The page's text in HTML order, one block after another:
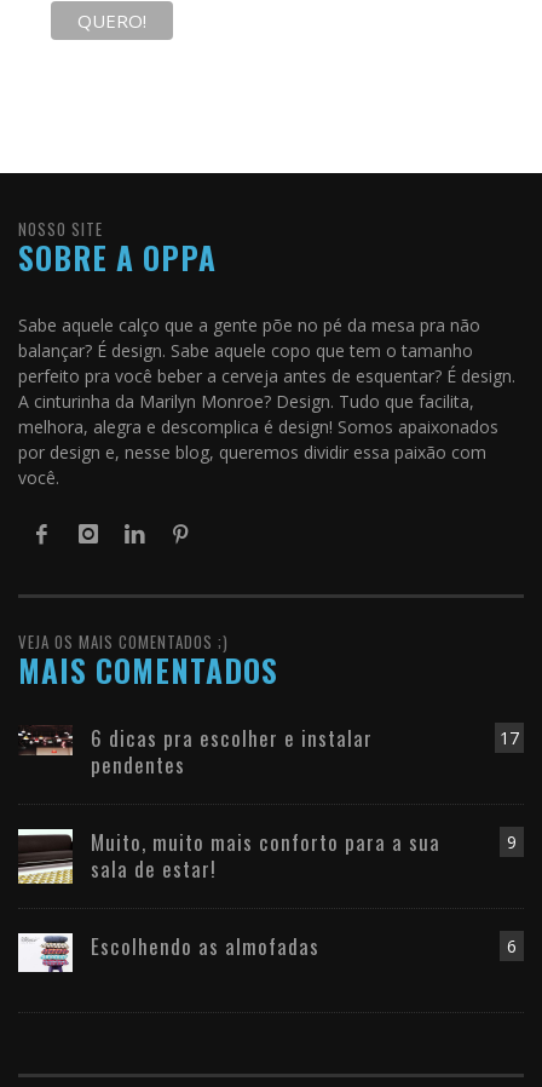
NOSSO SITE
SOBRE A OPPA
Sabe aquele calço que a gente põe no pé da mesa pra não
balançar? É design. Sabe aquele copo que tem o tamanho
perfeito pra você beber a cerveja antes de esquentar? É design.
A cinturinha da Marilyn Monroe? Design. Tudo que facilita,
melhora, alegra e descomplica é design! Somos apaixonados
por design e, nesse blog, queremos dividir essa paixão com
você.
VEJA OS MAIS COMENTADOS ;)
MAIS COMENTADOS
17
6 dicas pra escolher e instalar
pendentes
9
Muito, muito mais conforto para a sua
sala de estar!
6
Escolhendo as almofadas